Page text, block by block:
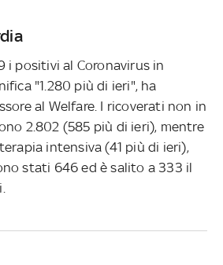
i positivi al Coronavirus in
"1.280 più di ieri", ha
al Welfare. I ricoverati non in
2.802 (585 più di ieri), mentre
intensiva (41 più di ieri),
stati 646 ed è salito a 333 il